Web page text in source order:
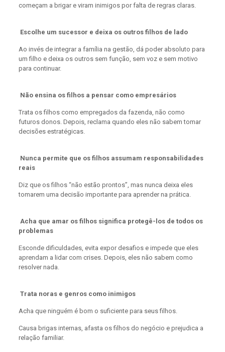
começam a brigar e viram inimigos por falta de regras claras.
Escolhe um sucessor e deixa os outros filhos de lado
Ao invés de integrar a família na gestão, dá poder absoluto para
um filho e deixa os outros sem função, sem voz e sem motivo
para continuar.
Não ensina os filhos a pensar como empresários
Trata os filhos como empregados da fazenda, não como
futuros donos. Depois, reclama quando eles não sabem tomar
decisões estratégicas.
Nunca permite que os filhos assumam responsabilidades
reais
Diz que os filhos “não estão prontos”, mas nunca deixa eles
tomarem uma decisão importante para aprender na prática.
Acha que amar os filhos significa protegê-los de todos os
problemas
Esconde dificuldades, evita expor desafios e impede que eles
aprendam a lidar com crises. Depois, eles não sabem como
resolver nada.
Trata noras e genros como inimigos
Acha que ninguém é bom o suficiente para seus filhos.
Causa brigas internas, afasta os filhos do negócio e prejudica a
relação familiar.